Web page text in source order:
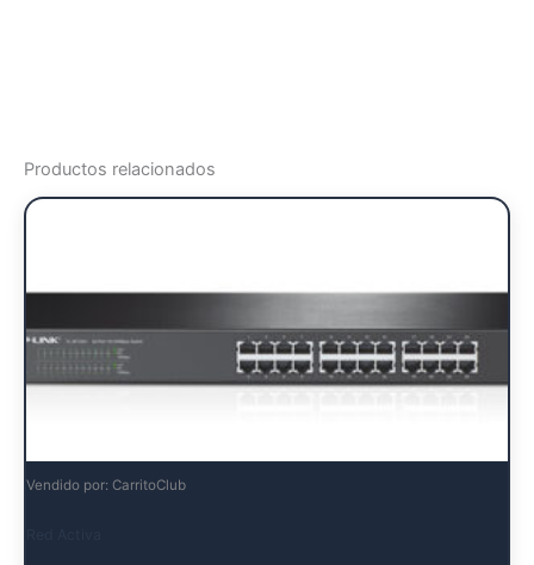
Productos relacionados
Vendido por: CarritoClub